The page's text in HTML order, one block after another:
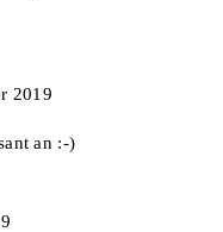
2019
an :-)